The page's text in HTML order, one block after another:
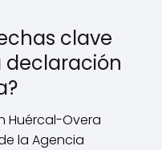
clave
declaración
Huércal-Overa
la Agencia